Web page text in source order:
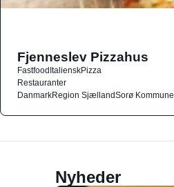
Fjenneslev Pizzahus
FastfoodItalienskPizza
Restauranter
DanmarkRegion SjællandSorø Kommune
Nyheder